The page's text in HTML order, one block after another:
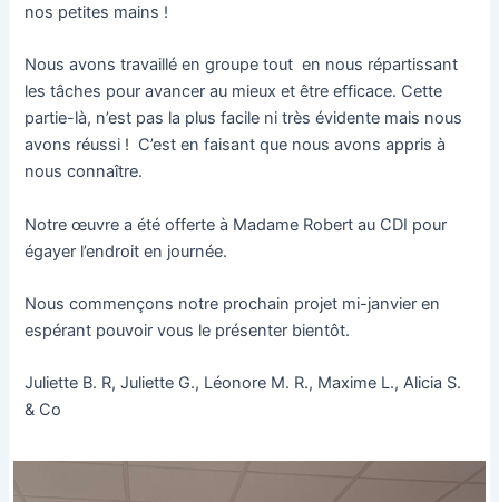
nos petites mains !
Nous avons travaillé en groupe tout en nous répartissant
les tâches pour avancer au mieux et être efficace. Cette
partie-là, n’est pas la plus facile ni très évidente mais nous
avons réussi ! C’est en faisant que nous avons appris à
nous connaître.
Notre œuvre a été offerte à Madame Robert au CDI pour
égayer l’endroit en journée.
Nous commençons notre prochain projet mi-janvier en
espérant pouvoir vous le présenter bientôt.
Juliette B. R, Juliette G., Léonore M. R., Maxime L., Alicia S.
& Co